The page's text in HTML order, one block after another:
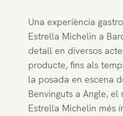
Una experiència
Estrella Michelin a
detall en diversos
producte, fins als
la posada en escena
Benvinguts a Angle,
Estrella Michelin més